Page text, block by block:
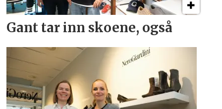
Gant tar inn skoene, også